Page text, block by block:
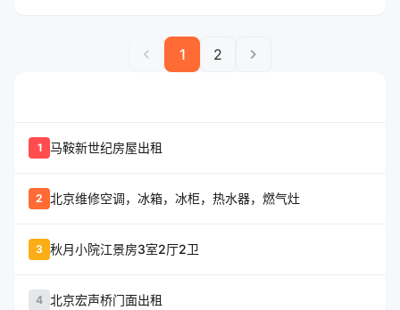
chevron_left 1 2
chevron_right
1 马鞍新世纪房屋出租
2 北京维修空调，冰箱，冰柜，热水器，燃气灶
3 秋月小院江景房3室2厅2卫
4 北京宏声桥门面出租